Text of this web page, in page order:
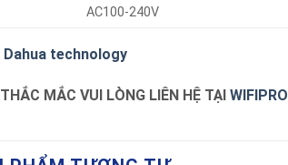
AC100-240V
Dahua technology
MẮC VUI LÒNG LIÊN HỆ TẠI